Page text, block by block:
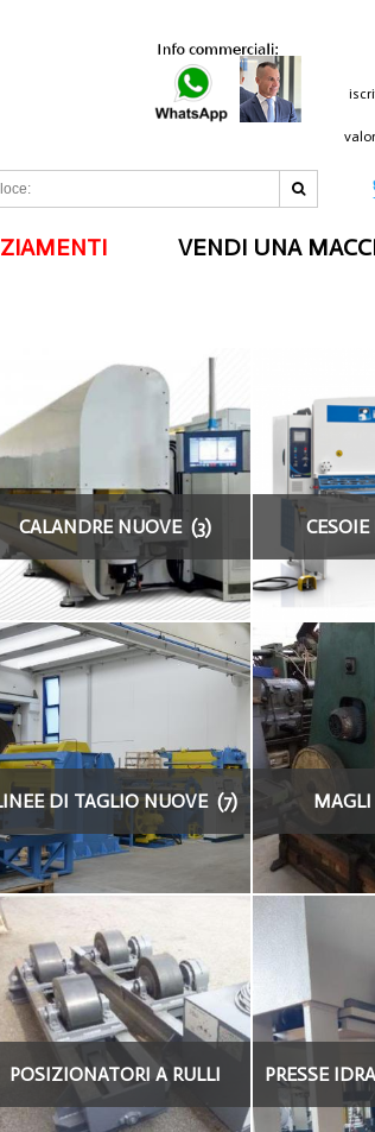
VENDI UNA
CALANDRE NUOVE (3)
DI TAGLIO NUOVE (7)
POSIZIONATORI A RULLI
NUOVI (4)
PRESSE